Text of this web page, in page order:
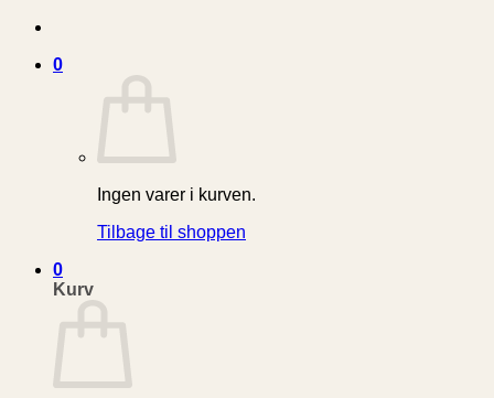
0
Ingen varer i kurven.
Tilbage til shoppen
0
Kurv